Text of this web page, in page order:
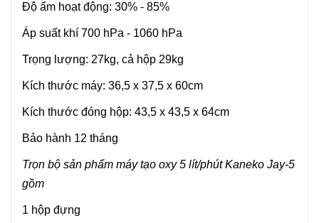
Độ ẩm hoạt động: 30% - 85%
Áp suất khí 700 hPa - 1060 hPa
Trọng lượng: 27kg, cả hộp 29kg
Kích thước máy: 36,5 x 37,5 x 60cm
Kích thước đóng hộp: 43,5 x 43,5 x 64cm
Bảo hành 12 tháng
Trọn bộ sản phẩm máy tạo oxy 5 lít/phút Kaneko Jay-5
gồm
1 hộp đựng